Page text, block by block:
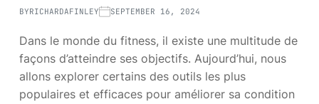
BYRICHARDAFINLEY SEPTEMBER 16, 2024
Dans le monde du fitness, il existe une multitude de
façons d’atteindre ses objectifs. Aujourd’hui, nous
allons explorer certains des outils les plus
populaires et efficaces pour améliorer sa condition